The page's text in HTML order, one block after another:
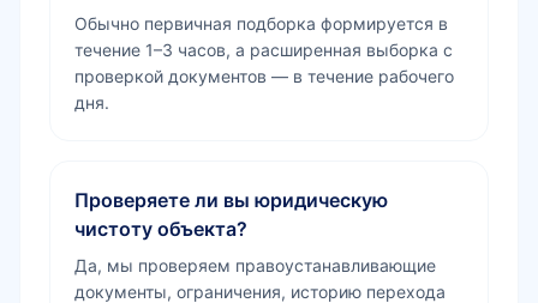
Обычно первичная подборка формируется в
течение 1–3 часов, а расширенная выборка с
проверкой документов — в течение рабочего
дня.
Проверяете ли вы юридическую
чистоту объекта?
Да, мы проверяем правоустанавливающие
документы, ограничения, историю перехода